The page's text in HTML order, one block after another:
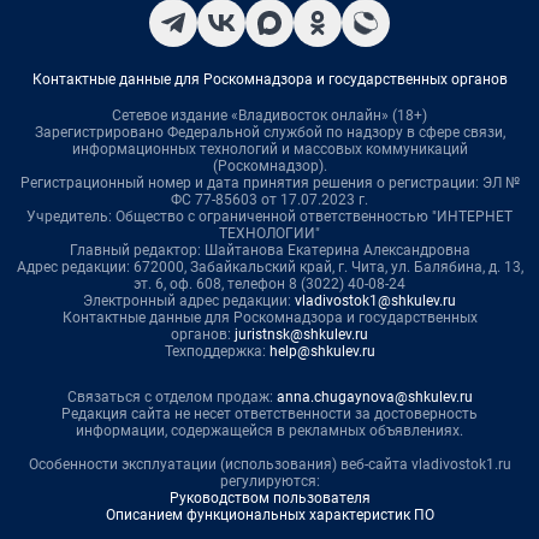
Контактные данные для Роскомнадзора и государственных органов
Сетевое издание «Владивосток онлайн» (18+)
Зарегистрировано Федеральной службой по надзору в сфере связи,
информационных технологий и массовых коммуникаций
(Роскомнадзор).
Регистрационный номер и дата принятия решения о регистрации: ЭЛ №
ФС 77-85603 от 17.07.2023 г.
Учредитель: Общество с ограниченной ответственностью "ИНТЕРНЕТ
ТЕХНОЛОГИИ"
Главный редактор: Шайтанова Екатерина Александровна
Адрес редакции: 672000, Забайкальский край, г. Чита, ул. Балябина, д. 13,
эт. 6, оф. 608, телефон 8 (3022) 40-08-24
Электронный адрес редакции: vladivostok1@shkulev.ru
Контактные данные для Роскомнадзора и государственных
органов: juristnsk@shkulev.ru
Техподдержка: help@shkulev.ru
Связаться с отделом продаж: anna.chugaynova@shkulev.ru
Редакция сайта не несет ответственности за достоверность
информации, содержащейся в рекламных объявлениях.
Особенности эксплуатации (использования) веб-сайта vladivostok1.ru
регулируются:
Руководством пользователя
Описанием функциональных характеристик ПО